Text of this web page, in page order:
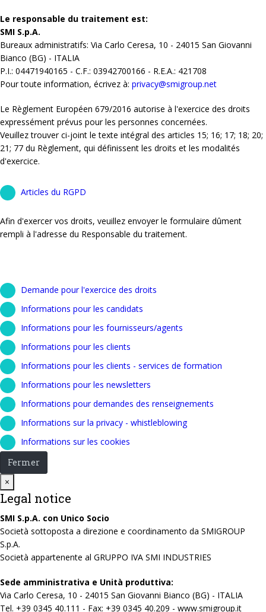
Le responsable du traitement est:
SMI S.p.A.
Bureaux administratifs: Via Carlo Ceresa, 10 - 24015 San Giovanni
Bianco (BG) - ITALIA
P.I.: 04471940165 - C.F.: 03942700166 - R.E.A.: 421708
Pour toute information, écrivez à: privacy@smigroup.net
Le Règlement Européen 679/2016 autorise à l'exercice des droits
expressément prévus pour les personnes concernées.
Veuillez trouver ci-joint le texte intégral des articles 15; 16; 17; 18; 20;
21; 77 du Règlement, qui définissent les droits et les modalités
d'exercice.
Articles du RGPD
Afin d'exercer vos droits, veuillez envoyer le formulaire dûment
rempli à l'adresse du Responsable du traitement.
Demande pour l'exercice des droits
Informations pour les candidats
Informations pour les fournisseurs/agents
Informations pour les clients
Informations pour les clients - services de formation
Informations pour les newsletters
Informations pour demandes des renseignements
Informations sur la privacy - whistleblowing
Informations sur les cookies
Fermer
×
Legal notice
SMI S.p.A. con Unico Socio
Società sottoposta a direzione e coordinamento da SMIGROUP
S.p.A.
Società appartenente al GRUPPO IVA SMI INDUSTRIES
Sede amministrativa e Unità produttiva:
Via Carlo Ceresa, 10 - 24015 San Giovanni Bianco (BG) - ITALIA
Tel. +39 0345 40.111 - Fax: +39 0345 40.209 - www.smigroup.it